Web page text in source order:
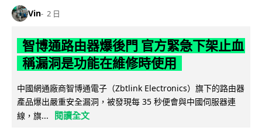
Vin 2 日
智博通路由器爆後門 官方緊急下架止血
稱漏洞是功能在維修時使用
中國網通廠商智博通電子（Zbtlink Electronics）旗下的路由器
產品爆出嚴重安全漏洞，被發現每 35 秒便會與中國伺服器連
線，旗...
閱讀全文